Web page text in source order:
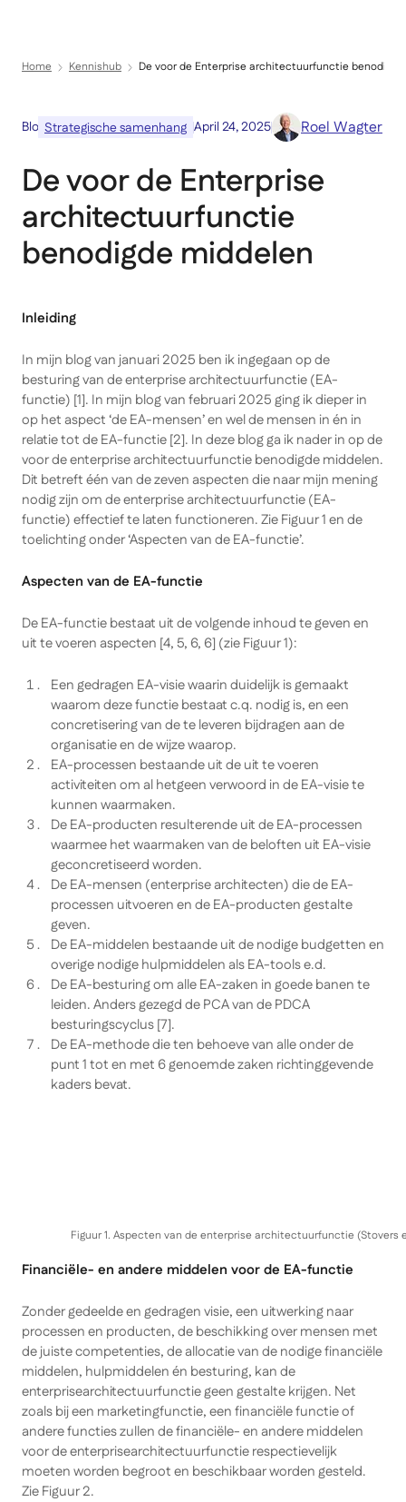
Direct naar inhoud
Home Kennishub De voor de Enterprise architectuurfunctie
BlogStrategische samenhang April 24, 2025 Roel Wagter
De voor de Enterprise
architectuurfunctie
benodigde middelen
Inleiding
In mijn blog van januari 2025 ben ik ingegaan op de
besturing van de enterprise architectuurfunctie (EA-
functie) [1]. In mijn blog van februari 2025 ging ik dieper in
op het aspect ‘de EA-mensen’ en wel de mensen in én in
relatie tot de EA-functie [2]. In deze blog ga ik nader in op de
voor de enterprise architectuurfunctie benodigde middelen.
Dit betreft één van de zeven aspecten die naar mijn mening
nodig zijn om de enterprise architectuurfunctie (EA-
functie) effectief te laten functioneren. Zie Figuur 1 en de
toelichting onder ‘Aspecten van de EA-functie’.
Aspecten van de EA-functie
De EA-functie bestaat uit de volgende inhoud te geven en
uit te voeren aspecten [4, 5, 6, 6] (zie Figuur 1):
Een gedragen EA-visie waarin duidelijk is gemaakt
waarom deze functie bestaat c.q. nodig is, en een
concretisering van de te leveren bijdragen aan de
organisatie en de wijze waarop.
EA-processen bestaande uit de uit te voeren
activiteiten om al hetgeen verwoord in de EA-visie te
kunnen waarmaken.
De EA-producten resulterende uit de EA-processen
waarmee het waarmaken van de beloften uit EA-visie
geconcretiseerd worden.
De EA-mensen (enterprise architecten) die de EA-
processen uitvoeren en de EA-producten gestalte
geven.
De EA-middelen bestaande uit de nodige budgetten en
overige nodige hulpmiddelen als EA-tools e.d.
De EA-besturing om alle EA-zaken in goede banen te
leiden. Anders gezegd de PCA van de PDCA
besturingscyclus [7].
De EA-methode die ten behoeve van alle onder de
punt 1 tot en met 6 genoemde zaken richtinggevende
kaders bevat.
Figuur 1. Aspecten van de enterprise architectuurfunctie (Stovers
Financiële- en andere middelen voor de EA-functie
Zonder gedeelde en gedragen visie, een uitwerking naar
processen en producten, de beschikking over mensen met
de juiste competenties, de allocatie van de nodige financiële
middelen, hulpmiddelen én besturing, kan de
enterprisearchitectuurfunctie geen gestalte krijgen. Net
zoals bij een marketingfunctie, een financiële functie of
andere functies zullen de financiële- en andere middelen
voor de enterprisearchitectuurfunctie respectievelijk
moeten worden begroot en beschikbaar worden gesteld.
Zie Figuur 2.